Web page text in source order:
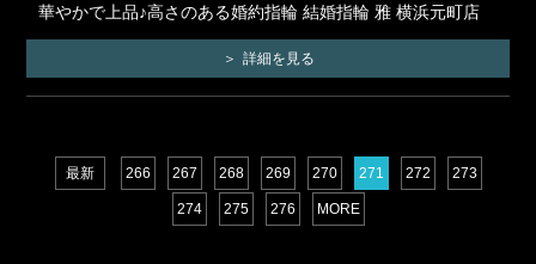
華やかで上品♪高さのある婚約指輪 結婚指輪 雅 横浜元町店
詳細を見る
最新 266 267 268 269 270 271 272 273
274 275 276 MORE